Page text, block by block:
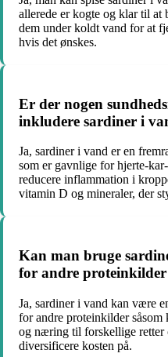
allerede er kogte og klar til
dem under koldt vand for at
hvis det ønskes.
Er der nogen
inkludere sardiner i
Ja, sardiner i vand er en
som er gavnlige for hjerte-
reducere inflammation i
vitamin D og mineraler, der
Kan man bruge
for andre proteinkilder
Ja, sardiner i vand kan være
for andre proteinkilder
og næring til forskellige retter
diversificere kosten på.